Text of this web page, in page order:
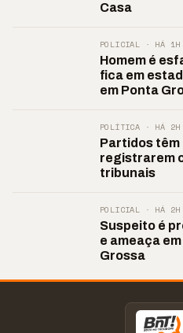
Casa
POLICIAL · HÁ 1H
Homem é
fica em
em Ponta
POLÍTICA · HÁ 2H
Partidos têm
registrarem
tribunais
POLICIAL · HÁ 2H
Suspeito é
e ameaça
Grossa